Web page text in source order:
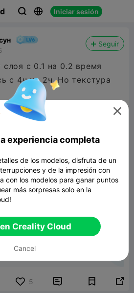
  Iniciar sesión
Seguir
с 0.1 на 0.2 время
с 4ч на 2ч. Но текстура
5  

experiencia completa
de los modelos, disfruta de un
y de la impresión con
con los modelos para ganar puntos
más sorpresas solo en la
Creality Cloud
Cancel